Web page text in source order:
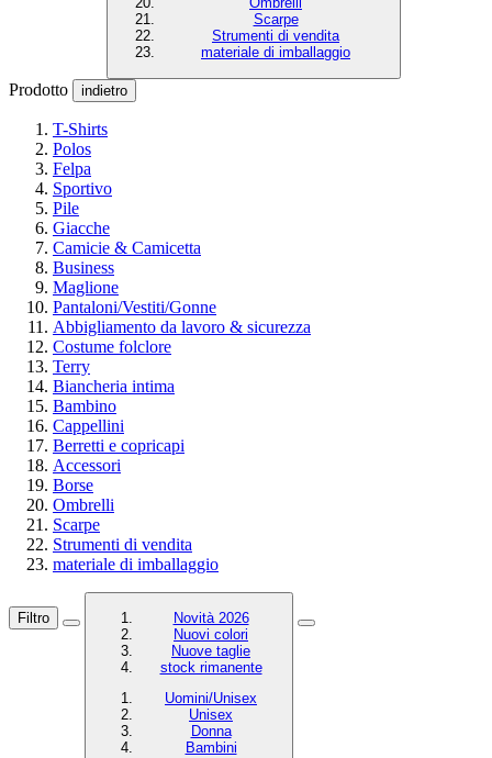
Scarpe
Strumenti di vendita
materiale di imballaggio
Prodotto indietro
T-Shirts
Polos
Felpa
Sportivo
Pile
Giacche
Camicie & Camicetta
Business
Maglione
Pantaloni/Vestiti/Gonne
Abbigliamento da lavoro & sicurezza
Costume folclore
Terry
Biancheria intima
Bambino
Cappellini
Berretti e copricapi
Accessori
Borse
Ombrelli
Scarpe
Strumenti di vendita
materiale di imballaggio
Filtro
Novità 2026
Nuovi colori
Nuove taglie
stock rimanente
Uomini/Unisex
Unisex
Donna
Bambini